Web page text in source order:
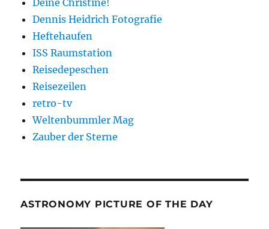
Dennis Heidrich Fotografie
Heftehaufen
ISS Raumstation
Reisedepeschen
Reisezeilen
retro-tv
Weltenbummler Mag
Zauber der Sterne
ASTRONOMY PICTURE OF THE DAY